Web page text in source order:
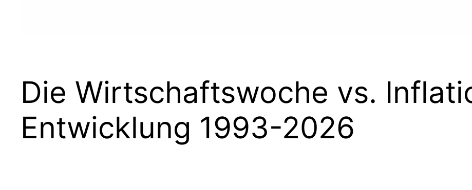
Die Wirtschaftswoche vs.
Entwicklung 1993-2026